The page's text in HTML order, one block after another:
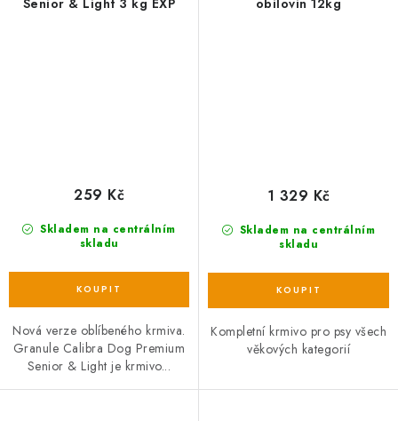
Senior & Light 3 kg EXP
Skladem na centrálním
skladu
259 Kč
Nová verze oblíbeného krmiva.
Granule Calibra Dog Premium
Senior & Light je krmivo...
obilovin 12kg
Skladem na centrálním
skladu
1 329 Kč
Kompletní krmivo pro psy všech
věkových kategorií